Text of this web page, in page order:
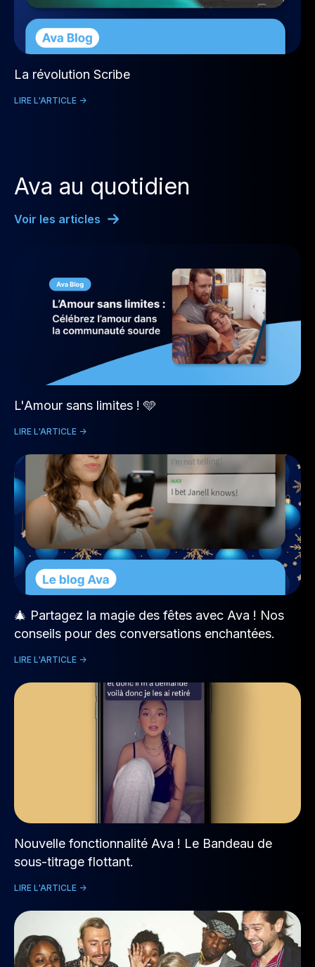
La révolution Scribe
LIRE L'ARTICLE ->
Ava au quotidien
Voir les articles
L'Amour sans limites ! 🩵
LIRE L'ARTICLE ->
🎄 Partagez la magie des fêtes avec Ava ! Nos
conseils pour des conversations enchantées.
LIRE L'ARTICLE ->
Nouvelle fonctionnalité Ava ! Le Bandeau de
sous-titrage flottant.
LIRE L'ARTICLE ->